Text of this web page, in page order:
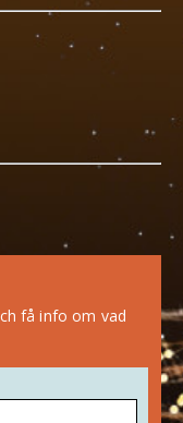
få info om vad